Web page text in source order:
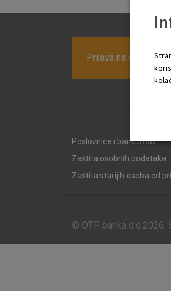
Prijava na
Poslovnice i bankomati
Zaštita osobnih podataka
Zaštita starijih osoba od
© OTP banka d.d.2026.